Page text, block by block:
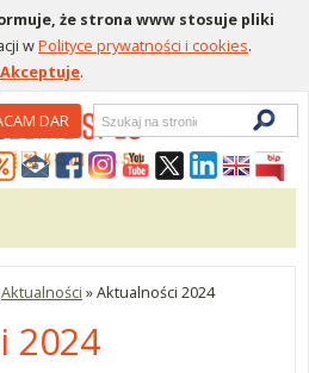
że strona www stosuje pliki
wPolityce prywatności i cookies.
Akceptuje.
DAR
Aktualności »Aktualności 2024
2024